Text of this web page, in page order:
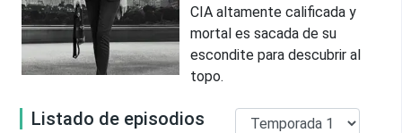
CIA altamente calificada y
mortal es sacada de su
escondite para descubrir al
topo.
Listado de episodios